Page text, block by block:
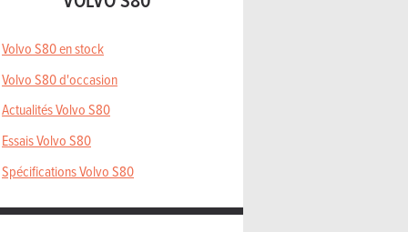
Volvo S80 en stock
Volvo S80 d'occasion
Actualités Volvo S80
Essais Volvo S80
Spécifications Volvo S80